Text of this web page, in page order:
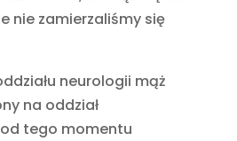
nie zamierzaliśmy się
neurologii mąż
na oddział
tego momentu